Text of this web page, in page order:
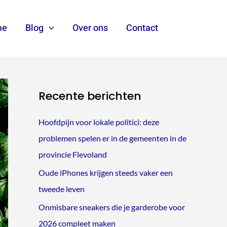
Blog Over ons Contact
Recente berichten
Hoofdpijn voor lokale politici: deze
problemen spelen er in de gemeenten in de
provincie Flevoland
Oude iPhones krijgen steeds vaker een
tweede leven
Onmisbare sneakers die je garderobe voor
2026 compleet maken